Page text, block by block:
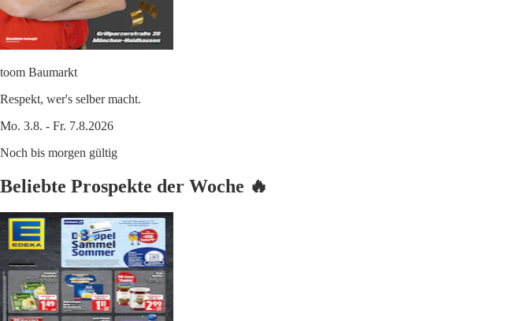
toom Baumarkt
Respekt, wer's selber macht.
Mo. 3.8. - Fr. 7.8.2026
Noch bis morgen gültig
Beliebte Prospekte der Woche 🔥